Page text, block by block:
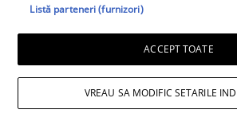
Cine au fost părinții lui
Nicușor Dan. Cu mama
contabilă și tatăl
muncitor, primarul
Clipe
pentru
A
cele
Listă parteneri (furnizori)
ACCEPT TOATE
VREAU SA MODIFIC SETARILE